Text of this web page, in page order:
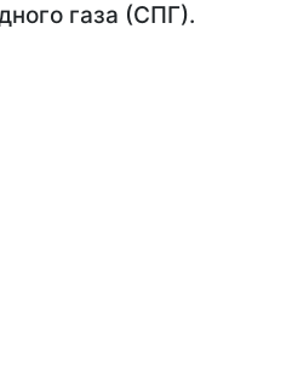
газа (СПГ).